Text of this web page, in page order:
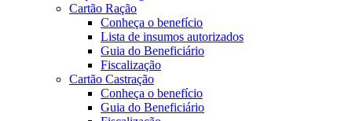
Cartão Ração
Conheça o benefício
Lista de insumos autorizados
Guia do Beneficiário
Fiscalização
Cartão Castração
Conheça o benefício
Guia do Beneficiário